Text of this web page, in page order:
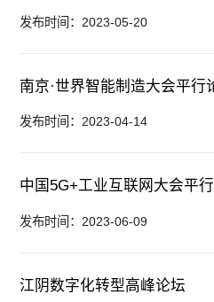
发布时间：2023-05-20
南京·世界智能制造大会平行
发布时间：2023-04-14
中国5G+工业互联网大会平
发布时间：2023-06-09
江阴数字化转型高峰论坛